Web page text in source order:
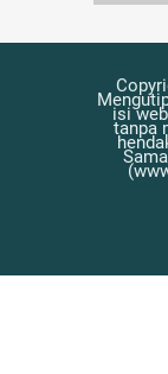
isi
tanpa